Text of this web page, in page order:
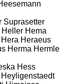
Suprasetter
Heller Hema
Hera Heraeus
Herma Hermle
Hess
Heyligenstaedt